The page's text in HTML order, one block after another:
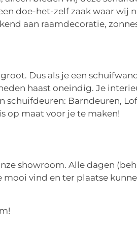
doe-het-zelf zaak waar wij
aan raamdecoratie,
Dus als je een
haast oneindig. Je
schuifdeuren: Barndeuren,
op maat voor je te maken!
showroom. Alle dagen
mooi vind en ter plaatse